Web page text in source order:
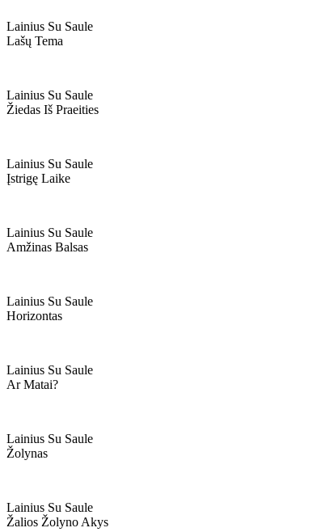
Lainius Su Saule
Lašų Tema
Lainius Su Saule
Žiedas Iš Praeities
Lainius Su Saule
Įstrigę Laike
Lainius Su Saule
Amžinas Balsas
Lainius Su Saule
Horizontas
Lainius Su Saule
Ar Matai?
Lainius Su Saule
Žolynas
Lainius Su Saule
Žalios Žolyno Akys